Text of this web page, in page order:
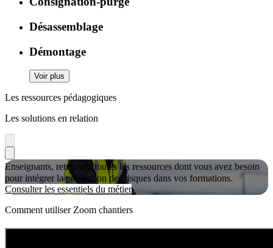
Désassemblage
Démontage
Voir plus
Les ressources pédagogiques
Les solutions en relation
Enseignants, retrouvez toutes les ressources dont vous avez besoin
pour intégrer la prévention des risques dans vos formations.
Consulter les essentiels du métier
Comment utiliser Zoom chantiers